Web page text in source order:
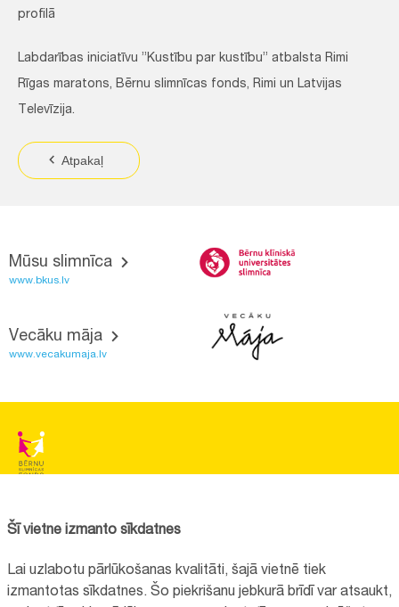
profilā
Labdarības iniciatīvu ”Kustību par kustību” atbalsta Rimi
Rīgas maratons, Bērnu slimnīcas fonds, Rimi un Latvijas
Televīzija.
Atpakaļ
Mūsu slimnīca
www.bkus.lv
Vecāku māja
www.vecakumaja.lv
Reģistrācijas nr.:40008057120
+371 67064475
Šī vietne izmanto sīkdatnes
Lai uzlabotu pārlūkošanas kvalitāti, šajā vietnē tiek
izmantotas sīkdatnes. Šo piekrišanu jebkurā brīdī var atsaukt,